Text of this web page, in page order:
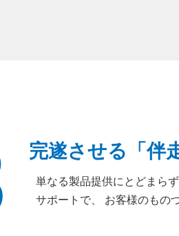
完遂させる「伴
単なる製品提供にとどまら
サポートで、 お客様のもの